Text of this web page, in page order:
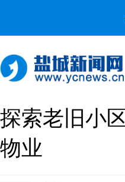
探索老旧小
物业